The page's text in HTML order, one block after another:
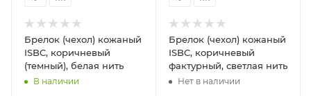
Брелок (чехол) кожаный
ISBC, коричневый
(темный), белая нить
В наличии
Брелок (чехол) кожаный
ISBC, коричневый
фактурный, светлая нить
Нет в наличии